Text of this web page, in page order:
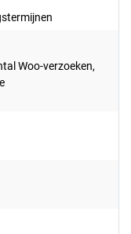
Woo-verzoeken,